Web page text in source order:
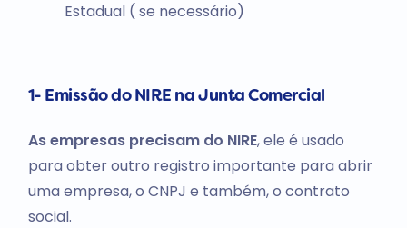
Estadual ( se necessário)
1- Emissão do NIRE na Junta Comercial
As empresas precisam do NIRE, ele é usado
para obter outro registro importante para abrir
uma empresa, o CNPJ e também, o contrato
social.